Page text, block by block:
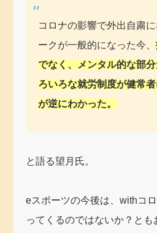
コロナの影響で外出自粛
ークが一般的になった今、
でなく、メンタル的な部
ろいろな就労制度が健常
が逆にわかった。
と語る望月氏。
eスポーツの今後は、withコ
ってくるのではないか？とも